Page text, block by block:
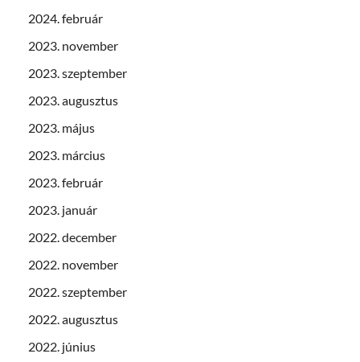
2024. február
2023. november
2023. szeptember
2023. augusztus
2023. május
2023. március
2023. február
2023. január
2022. december
2022. november
2022. szeptember
2022. augusztus
2022. június